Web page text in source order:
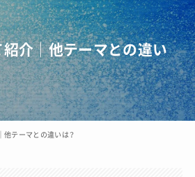
介｜他テーマとの違い
他テーマとの違いは？